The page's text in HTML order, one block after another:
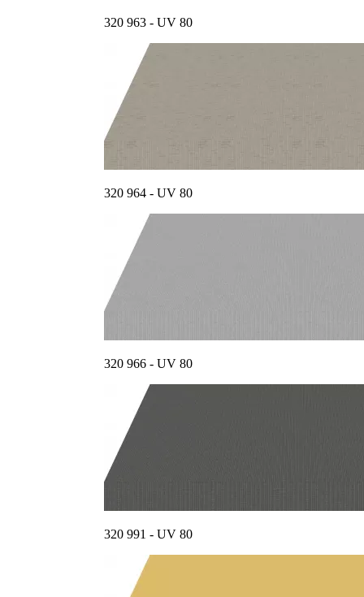
320 963 - UV 80
320 964 - UV 80
320 966 - UV 80
320 991 - UV 80